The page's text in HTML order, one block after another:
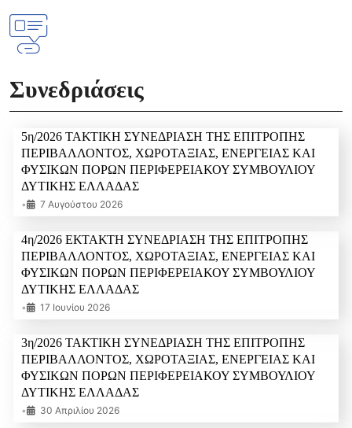
Συνεδριάσεις
5η/2026 ΤΑΚΤΙΚΗ ΣΥΝΕΔΡΙΑΣΗ ΤΗΣ ΕΠΙΤΡΟΠΗΣ
ΠΕΡΙΒΑΛΛΟΝΤΟΣ, ΧΩΡΟΤΑΞΙΑΣ, ΕΝΕΡΓΕΙΑΣ ΚΑΙ
ΦΥΣΙΚΩΝ ΠΟΡΩΝ ΠΕΡΙΦΕΡΕΙΑΚΟΥ ΣΥΜΒΟΥΛΙΟΥ
ΔΥΤΙΚΗΣ ΕΛΛΑΔΑΣ
• 7 Αυγούστου 2026
4η/2026 ΕΚΤΑΚΤΗ ΣΥΝΕΔΡΙΑΣΗ ΤΗΣ ΕΠΙΤΡΟΠΗΣ
ΠΕΡΙΒΑΛΛΟΝΤΟΣ, ΧΩΡΟΤΑΞΙΑΣ, ΕΝΕΡΓΕΙΑΣ ΚΑΙ
ΦΥΣΙΚΩΝ ΠΟΡΩΝ ΠΕΡΙΦΕΡΕΙΑΚΟΥ ΣΥΜΒΟΥΛΙΟΥ
ΔΥΤΙΚΗΣ ΕΛΛΑΔΑΣ
• 17 Ιουνίου 2026
3η/2026 ΤΑΚΤΙΚΗ ΣΥΝΕΔΡΙΑΣΗ ΤΗΣ ΕΠΙΤΡΟΠΗΣ
ΠΕΡΙΒΑΛΛΟΝΤΟΣ, ΧΩΡΟΤΑΞΙΑΣ, ΕΝΕΡΓΕΙΑΣ ΚΑΙ
ΦΥΣΙΚΩΝ ΠΟΡΩΝ ΠΕΡΙΦΕΡΕΙΑΚΟΥ ΣΥΜΒΟΥΛΙΟΥ
ΔΥΤΙΚΗΣ ΕΛΛΑΔΑΣ
• 30 Απριλίου 2026